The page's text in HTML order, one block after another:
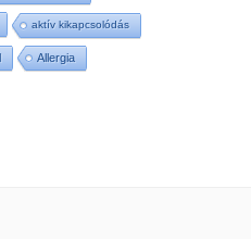
aktív kikapcsolódás
Allergia